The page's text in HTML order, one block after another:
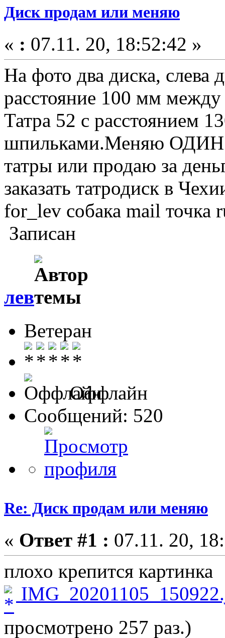
Диск продам или меняю
« : 07.11. 20, 18:52:42 »
На фото два диска, слева
расстояние 100 мм
Татра 52 с расстоянием
шпильками.Меняю ОДИН
татры или продаю за
заказать татродиск в
for_lev собака mail точка
Записан
лев
Ветеран
Оффлайн
Сообщений: 520
Re: Диск продам или меняю
« Ответ #1 : 07.11. 20,
плохо крепится картинка
просмотрено 257 раз.)